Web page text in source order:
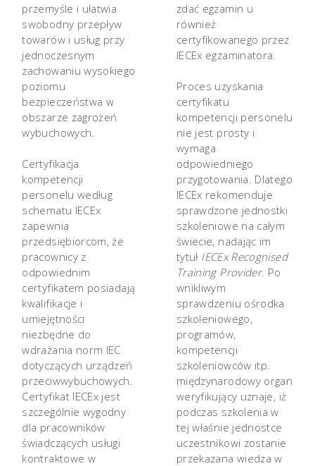
przemyśle i ułatwia
swobodny przepływ
towarów i usług przy
jednoczesnym
zachowaniu wysokiego
poziomu
bezpieczeństwa w
obszarze zagrożeń
wybuchowych.
Certyfikacja
kompetencji
personelu według
schematu IECEx
zapewnia
przedsiębiorcom, że
pracownicy z
odpowiednim
certyfikatem posiadają
kwalifikacje i
umiejętności
niezbędne do
wdrażania norm IEC
dotyczących urządzeń
przeciwwybuchowych.
Certyfikat IECEx jest
szczególnie wygodny
dla pracowników
świadczących usługi
kontraktowe w
zdać egzamin u
również
certyfikowanego przez
IECEx egzaminatora.
Proces uzyskania
certyfikatu
kompetencji personelu
nie jest prosty i
wymaga
odpowiedniego
przygotowania. Dlatego
IECEx rekomenduje
sprawdzone jednostki
szkoleniowe na całym
świecie, nadając im
tytuł IECEx Recognised
Training Provider. Po
wnikliwym
sprawdzeniu ośrodka
szkoleniowego,
programów,
kompetencji
szkoleniowców itp.
międzynarodowy organ
weryfikujący uznaje, iż
podczas szkolenia w
tej właśnie jednostce
uczestnikowi zostanie
przekazana wiedza w